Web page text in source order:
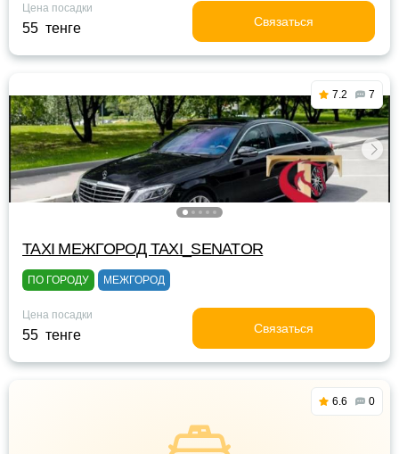
Цена посадки
55 тенге Связаться
7.2 7
TAXI МЕЖГОРОД TAXI_SENATOR
ПО ГОРОДУ МЕЖГОРОД
Цена посадки
55 тенге Связаться
6.6 0